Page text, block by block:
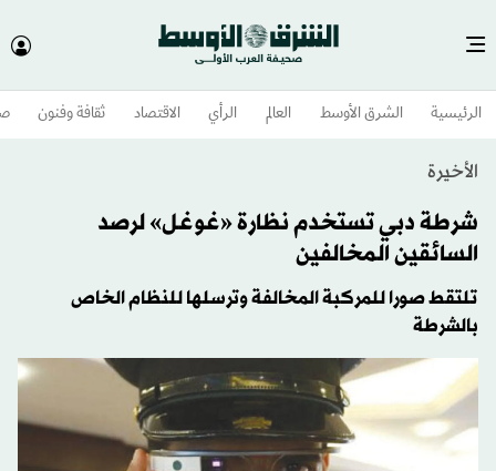
الرئيسية الشرق الأوسط​ العالم الرأي الاقتصاد ثقافة وفنون
الأخيرة
شرطة دبي تستخدم نظارة «غوغل» لرصد
السائقين المخالفين
تلتقط صورا للمركبة المخالفة وترسلها للنظام الخاص
بالشرطة